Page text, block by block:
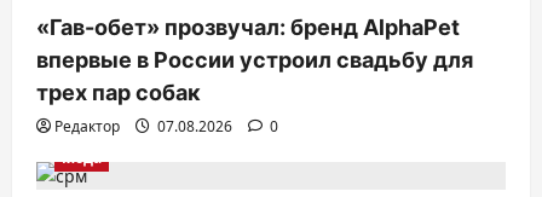
п
о
з
а
п
«Гав-обет» прозвучал: бренд AlphaPet
впервые в России устроил свадьбу для
трех пар собак
Редактор 07.08.2026
0
Мода